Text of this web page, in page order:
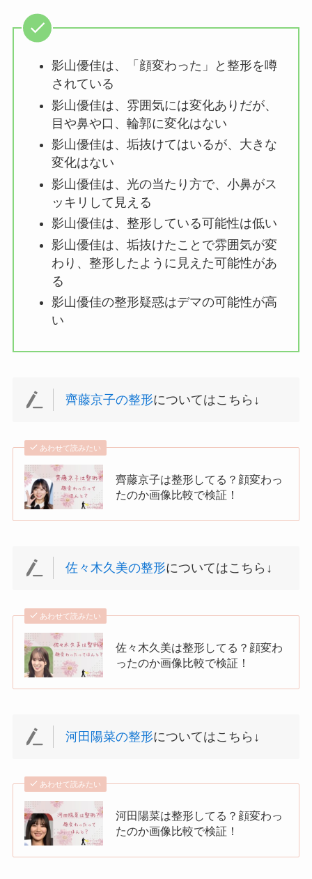
影山優佳は、「顔変わった」と整形を噂
されている
影山優佳は、雰囲気には変化ありだが、
目や鼻や口、輪郭に変化はない
影山優佳は、垢抜けてはいるが、大きな
変化はない
影山優佳は、光の当たり方で、小鼻がス
ッキリして見える
影山優佳は、整形している可能性は低い
影山優佳は、垢抜けたことで雰囲気が変
わり、整形したように見えた可能性があ
る
影山優佳の整形疑惑はデマの可能性が高
い
齊藤京子の整形についてはこちら↓
あわせて読みたい
齊藤京子は整形してる？顔変わっ
たのか画像比較で検証！
佐々木久美の整形についてはこちら↓
あわせて読みたい
佐々木久美は整形してる？顔変わ
ったのか画像比較で検証！
河田陽菜の整形についてはこちら↓
あわせて読みたい
河田陽菜は整形してる？顔変わっ
たのか画像比較で検証！